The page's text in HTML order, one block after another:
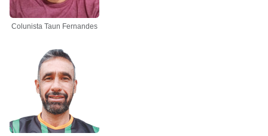
Colunista Taun Fernandes